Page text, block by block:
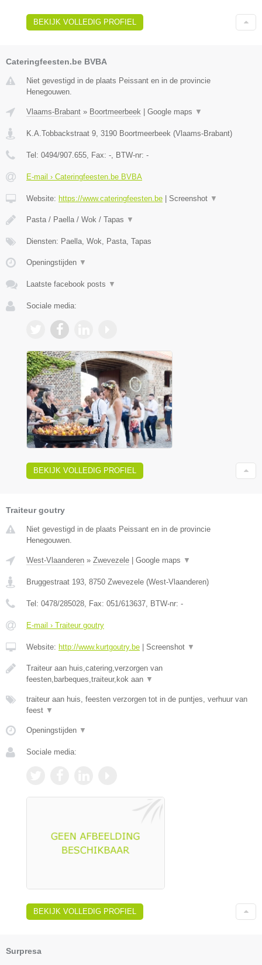
BEKIJK VOLLEDIG PROFIEL
Cateringfeesten.be BVBA
Niet gevestigd in de plaats Peissant en in de provincie
Henegouwen.
Vlaams-Brabant » Boortmeerbeek Google maps ▼
K.A.Tobbackstraat 9 3190 Boortmeerbeek (Vlaams-Brabant)
Tel: 0494/907.655 , Fax: - , BTW-nr: -
E-mail › Cateringfeesten.be BVBA
Website: https://www.cateringfeesten.be Screenshot ▼
Pasta / Paella / Wok / Tapas ▼
Diensten: Paella, Wok, Pasta, Tapas
Openingstijden ▼
Laatste facebook posts ▼
Sociale media:
BEKIJK VOLLEDIG PROFIEL
Traiteur goutry
Niet gevestigd in de plaats Peissant en in de provincie
Henegouwen.
West-Vlaanderen » Zwevezele | Google maps ▼
Bruggestraat 193 8750 Zwevezele (West-Vlaanderen)
Tel: 0478/285028 , Fax: 051/613637 , BTW-nr: -
E-mail › Traiteur goutry
Website: http://www.kurtgoutry.be | Screenshot ▼
Traiteur aan huis,catering,verzorgen van
feesten,barbeques,traiteur,kok aan ▼
traiteur aan huis, feesten verzorgen tot in de puntjes, verhuur van
feest ▼
Openingstijden ▼
Sociale media:
BEKIJK VOLLEDIG PROFIEL
Surpresa